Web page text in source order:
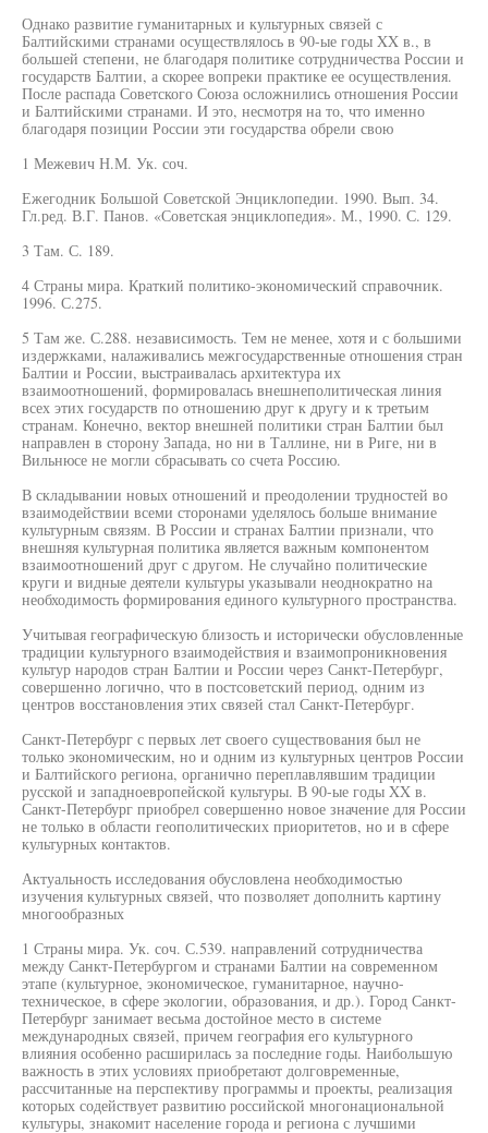
Однако развитие гуманитарных и культурных связей с
Балтийскими странами осуществлялось в 90-ые годы XX в., в
большей степени, не благодаря политике сотрудничества России и
государств Балтии, а скорее вопреки практике ее осуществления.
После распада Советского Союза осложнились отношения России
и Балтийскими странами. И это, несмотря на то, что именно
благодаря позиции России эти государства обрели свою
1 Межевич Н.М. Ук. соч.
Ежегодник Большой Советской Энциклопедии. 1990. Вып. 34.
Гл.ред. В.Г. Панов. «Советская энциклопедия». М., 1990. С. 129.
3 Там. С. 189.
4 Страны мира. Краткий политико-экономический справочник.
1996. С.275.
5 Там же. С.288. независимость. Тем не менее, хотя и с большими
издержками, налаживались межгосударственные отношения стран
Балтии и России, выстраивалась архитектура их
взаимоотношений, формировалась внешнеполитическая линия
всех этих государств по отношению друг к другу и к третьим
странам. Конечно, вектор внешней политики стран Балтии был
направлен в сторону Запада, но ни в Таллине, ни в Риге, ни в
Вильнюсе не могли сбрасывать со счета Россию.
В складывании новых отношений и преодолении трудностей во
взаимодействии всеми сторонами уделялось больше внимание
культурным связям. В России и странах Балтии признали, что
внешняя культурная политика является важным компонентом
взаимоотношений друг с другом. Не случайно политические
круги и видные деятели культуры указывали неоднократно на
необходимость формирования единого культурного пространства.
Учитывая географическую близость и исторически обусловленные
традиции культурного взаимодействия и взаимопроникновения
культур народов стран Балтии и России через Санкт-Петербург,
совершенно логично, что в постсоветский период, одним из
центров восстановления этих связей стал Санкт-Петербург.
Санкт-Петербург с первых лет своего существования был не
только экономическим, но и одним из культурных центров России
и Балтийского региона, органично переплавлявшим традиции
русской и западноевропейской культуры. В 90-ые годы XX в.
Санкт-Петербург приобрел совершенно новое значение для России
не только в области геополитических приоритетов, но и в сфере
культурных контактов.
Актуальность исследования обусловлена необходимостью
изучения культурных связей, что позволяет дополнить картину
многообразных
1 Страны мира. Ук. соч. С.539. направлений сотрудничества
между Санкт-Петербургом и странами Балтии на современном
этапе (культурное, экономическое, гуманитарное, научно-
техническое, в сфере экологии, образования, и др.). Город Санкт-
Петербург занимает весьма достойное место в системе
международных связей, причем география его культурного
влияния особенно расширилась за последние годы. Наибольшую
важность в этих условиях приобретают долговременные,
рассчитанные на перспективу программы и проекты, реализация
которых содействует развитию российской многонациональной
культуры, знакомит население города и региона с лучшими